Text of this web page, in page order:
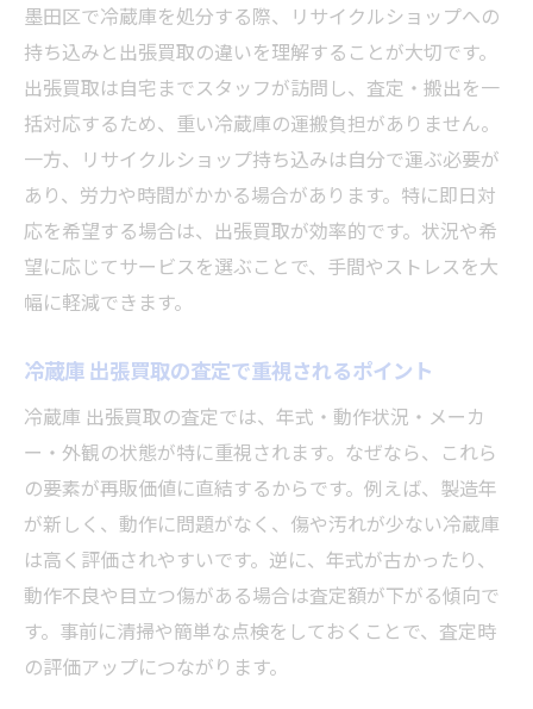
不要な冷蔵庫処分なら出張買取が便利
冷蔵庫 出張買取で不要家電を賢く処分する
方法
墨田区で出張買取を選ぶメリットと手軽さ
リサイクルショップ持ち込みとの違いを解
説
冷蔵庫 出張買取なら即日対応も安心して依
頼
ト
墨田区で効率良く家電を処分するコツ
即日対応の冷蔵庫買取サービス活用術
冷蔵庫 出張買取で即日サービスを利用する
極意
墨田区の即日対応業者を見極めるポイント
冷蔵庫 出張買取を選ぶ際の注意点と利便性
急な引越しにも対応する買取サービスの特
徴
墨田区で冷蔵庫を処分する際、リサイクルショップへの
持ち込みと出張買取の違いを理解することが大切です。
出張買取は自宅までスタッフが訪問し、査定・搬出を一
括対応するため、重い冷蔵庫の運搬負担がありません。
一方、リサイクルショップ持ち込みは自分で運ぶ必要が
あり、労力や時間がかかる場合があります。特に即日対
応を希望する場合は、出張買取が効率的です。状況や希
望に応じてサービスを選ぶことで、手間やストレスを大
幅に軽減できます。
冷蔵庫 出張買取の査定で重視されるポイント
冷蔵庫 出張買取の査定では、年式・動作状況・メーカ
ー・外観の状態が特に重視されます。なぜなら、これら
の要素が再販価値に直結するからです。例えば、製造年
が新しく、動作に問題がなく、傷や汚れが少ない冷蔵庫
は高く評価されやすいです。逆に、年式が古かったり、
動作不良や目立つ傷がある場合は査定額が下がる傾向で
す。事前に清掃や簡単な点検をしておくことで、査定時
の評価アップにつながります。